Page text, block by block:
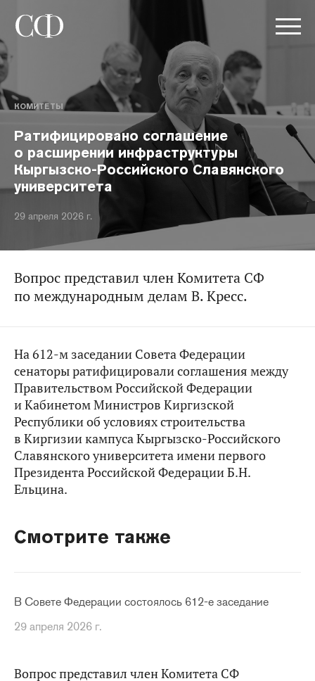
КОМИТЕТЫ
Ратифицировано соглашение
о расширении инфраструктуры
Кыргызско-Российского Славянского
университета
29 апреля 2026 г.
Вопрос представил член Комитета СФ
по международным делам В. Кресс.
На 612-м заседании Совета Федерации
сенаторы ратифицировали соглашения между
Правительством Российской Федерации
и Кабинетом Министров Киргизской
Республики об условиях строительства
в Киргизии кампуса Кыргызско-Российского
Славянского университета имени первого
Президента Российской Федерации Б.Н.
Ельцина.
Смотрите также
В Совете Федерации состоялось 612-е заседание
29 апреля 2026 г.
Вопрос представил член Комитета СФ